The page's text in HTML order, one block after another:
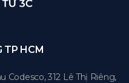
TP HCM
Codesco, 312 Lê Thị Riêng,